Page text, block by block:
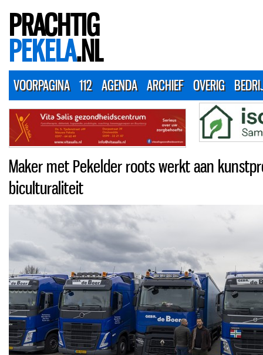
PRACHTIG
PEKELA.NL
VOORPAGINA 112 AGENDA ARCHIEF OVERIG
Maker met Pekelder roots werkt aan
biculturaliteit